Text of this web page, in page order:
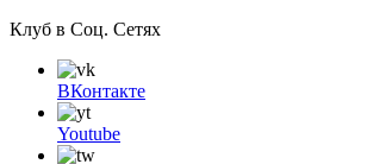
Клуб в Соц. Сетях
ВКонтакте
Youtube